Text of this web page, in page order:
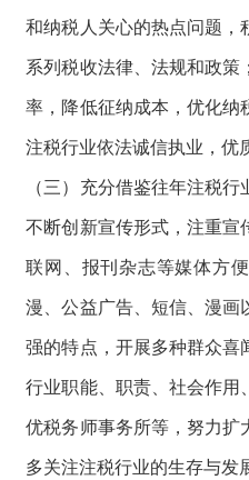
和纳税人关心的热点问题
系列税收法律、法规和政
率，降低征纳成本，优化
注税行业依法诚信执业，优
（三）充分借鉴往年注税
不断创新宣传形式，注重
联网、报刊杂志等媒体方
漫、公益广告、短信、漫
强的特点，开展多种群众
行业职能、职责、社会作
优税务师事务所等，努力
多关注注税行业的生存与发